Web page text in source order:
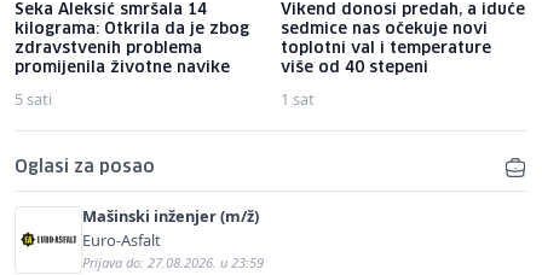
Seka Aleksić smršala 14
kilograma: Otkrila da je zbog
zdravstvenih problema
promijenila životne navike
5 sati
Vikend donosi predah, a iduće
sedmice nas očekuje novi
toplotni val i temperature
više od 40 stepeni
1 sat
Oglasi za posao
Mašinski inženjer (m/ž)
Euro-Asfalt
Prijava do: 27.08.2026. u 23:59